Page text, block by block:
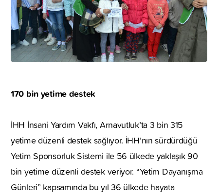
170 bin yetime destek
İHH İnsani Yardım Vakfı, Arnavutluk’ta 3 bin 315
yetime düzenli destek sağlıyor. İHH’nın sürdürdüğü
Yetim Sponsorluk Sistemi ile 56 ülkede yaklaşık 90
bin yetime düzenli destek veriyor. “Yetim Dayanışma
Günleri” kapsamında bu yıl 36 ülkede hayata